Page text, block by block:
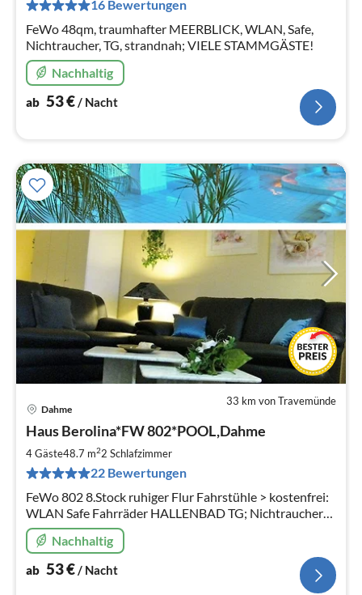
16 Bewertungen
FeWo 48qm, traumhafter MEERBLICK, WLAN, Safe,
Nichtraucher, TG, strandnah; VIELE STAMMGÄSTE!
Nachhaltig
ab 53€/ Nacht
33 km von Travemünde
Dahme
Haus Berolina*FW 802*POOL,Dahme
4 Gäste48.7 m22 Schlafzimmer
22 Bewertungen
FeWo 802 8.Stock ruhiger Flur Fahrstühle > kostenfrei:
WLAN Safe Fahrräder HALLENBAD TG; Nichtraucher
VIELE STAMMGÄSTE strandnah keine Tiere
Nachhaltig
ab 53€/ Nacht